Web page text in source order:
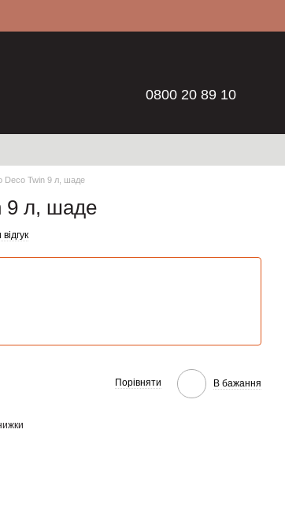
0800 20 89 10
Deco Twin 9 л, шаде
9 л, шаде
Порівняти В бажання